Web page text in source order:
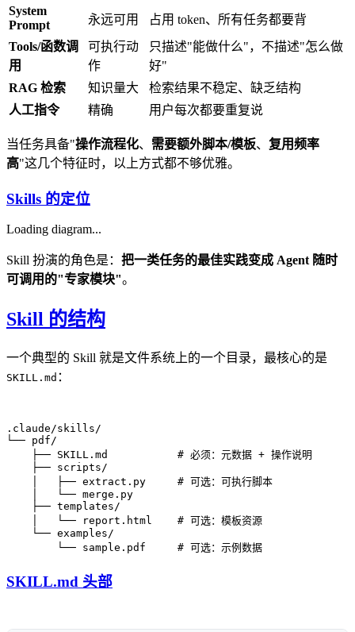
System
Prompt
永远可用
占用 token、所有任务都要背
Tools/函数调
用
可执行动
作
只描述"能做什么"，不描述"怎么做
好"
RAG 检索
知识量大
检索结果不稳定、缺乏结构
人工指令
精确 用户每次都要重复说
当任务具备"操作流程化、 需要额外脚本/模板、 复用频率
高"这几个特征时，以上方式都不够优雅。
Skills 的定位
Loading diagram...
Skill 扮演的角色是： 把一类任务的最佳实践变成 Agent 随时
可调用的"专家模块"。
Skill 的结构
一个典型的 Skill 就是文件系统上的一个目录，最核心的是
SKILL.md ：
.claude/skills/
└── pdf/
    ├── SKILL.md           # 必须：元数据 + 操作说明
    ├── scripts/
    │   ├── extract.py     # 可选：可执行脚本
    │   └── merge.py
    ├── templates/
    │   └── report.html    # 可选：模板资源
    └── examples/
SKILL.md 头部